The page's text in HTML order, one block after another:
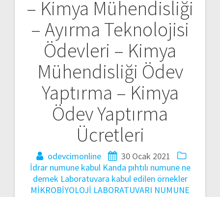
– Kimya Mühendisliği
– Ayırma Teknolojisi
Ödevleri – Kimya
Mühendisliği Ödev
Yaptırma – Kimya
Ödev Yaptırma
Ücretleri
odevcimonline
30 Ocak 2021
İdrar numune kabul Kanda pıhtılı numune ne
demek Laboratuvara kabul edilen örnekler
MİKROBİYOLOJİ LABORATUVARI NUMUNE